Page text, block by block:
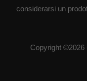
considerarsi un
Copyright ©2026